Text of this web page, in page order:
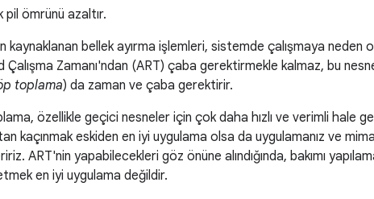
pil ömrünü azaltır.
bellek ayırma işlemleri, sistemde çalışmaya neden
Çalışma Zamanı'ndan (ART) çaba gerektirmekle kalmaz, bu
toplama) da zaman ve çaba gerektirir.
özellikle geçici nesneler için çok daha hızlı ve verimli hale
kaçınmak eskiden en iyi uygulama olsa da uygulamanız ve
ART'nin yapabilecekleri göz önüne alındığında, bakımı
en iyi uygulama değildir.